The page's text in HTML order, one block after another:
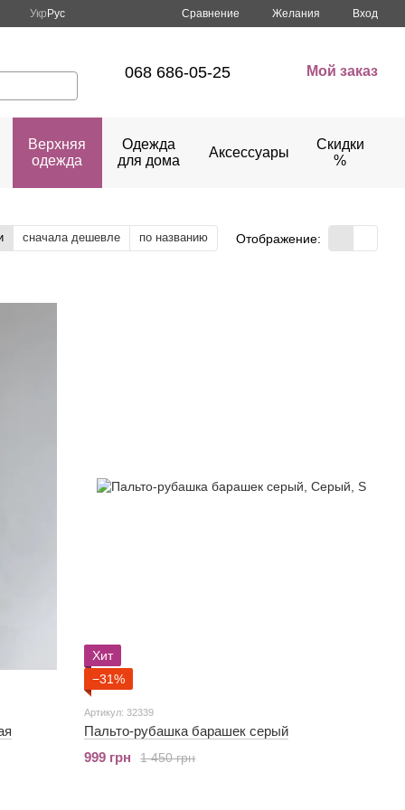
Укр Рус Сравнение Желания Вход
068 686-05-25 Мой заказ
Верхняя
одежда
Одежда
для дома
Аксессуары
Скидки
%
сначала дешевле по названию Отображение:
Хит
−31%
Артикул: 32339
Пальто-рубашка барашек серый
1 450 грн
999 грн